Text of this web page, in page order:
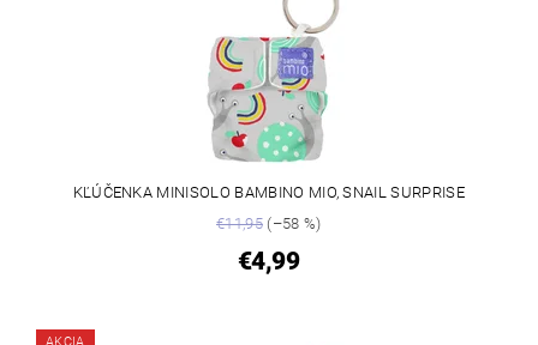
KĽÚČENKA MINISOLO BAMBINO MIO, SNAIL SURPRISE
€11,95(–58 %)
€4,99